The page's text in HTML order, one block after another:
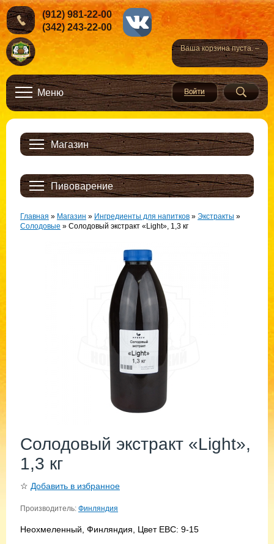
Ваша корзина пуста. –
(912) 981-22-00
(342) 243-22-00
Меню
Магазин
Пивоварение
Главная » Магазин » Ингредиенты для напитков » Экстракты »
Солодовые » Солодовый экстракт «Light», 1,3 кг
Солодовый экстракт «Light»,
1,3 кг
☆ Добавить в избранное
Производитель: Финляндия
Неохмеленный, Финляндия, Цвет EBC: 9-15